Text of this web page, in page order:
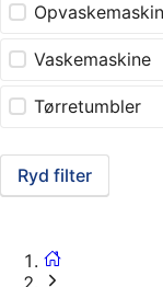
Vaskemaskine
Tørretumbler
Ryd filter